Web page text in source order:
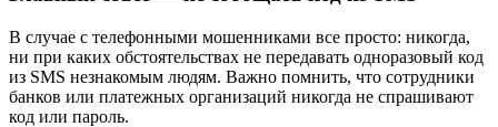
В случае с телефонными мошенниками все просто: никогда,
ни при каких обстоятельствах не передавать одноразовый код
из SMS незнакомым людям. Важно помнить, что сотрудники
банков или платежных организаций никогда не спрашивают
код или пароль.